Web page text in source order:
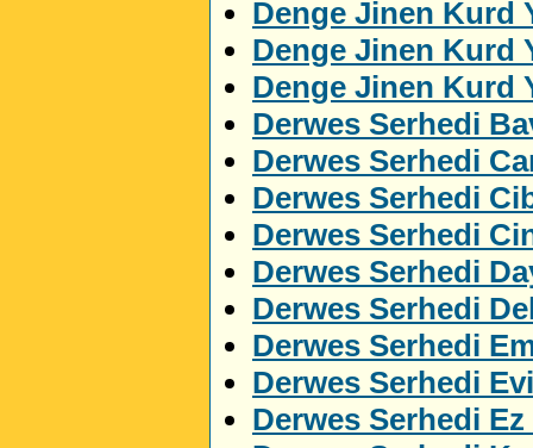
Denge Jinen Kurd
Denge Jinen Kurd
Denge Jinen Kurd
Derwes Serhedi
Derwes Serhedi
Derwes Serhedi
Derwes Serhedi
Derwes Serhedi
Derwes Serhedi
Derwes Serhedi
Derwes Serhedi
Derwes Serhedi